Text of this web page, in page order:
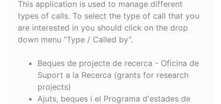
This application is used to manage different
types of calls. To select the type of call that you
are interested in you should click on the drop
down menu “Type / Called by”.
Beques de projecte de recerca - Oficina de
Suport a la Recerca (grants for research
projects)
Ajuts, beques i el Programa d'estades de